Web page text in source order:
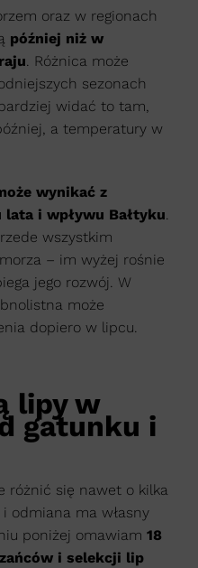
oraz w regionach
później niż w
. Różnica może
sezonach
widać to tam,
a temperatury w
wynikać z
lata i wpływu Bałtyku.
wszystkim
– im wyżej rośnie
jego rozwój. W
może
dopiero w lipcu.
lipy w
gatunku i
różnić się nawet o kilka
odmiana ma własny
poniżej omawiam 18
i selekcji lip